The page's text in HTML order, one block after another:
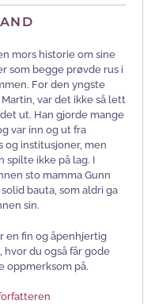
mors historie om sine
som begge prøvde rus i
For den yngste
var det ikke så lett
ut. Han gjorde mange
var inn og ut fra
og institusjoner, men
spilte ikke på lag. I
sto mamma Gunn
bauta, som aldri ga
sin.
en fin og åpenhjertig
hvor du også får gode
oppmerksom på.